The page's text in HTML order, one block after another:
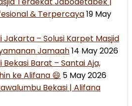
& Terpercaya19 May
Jakarta – Solusi Karpet Masjid
Jamaah14 May 2026
Barat – Santai Aja,
ke Alifana 😄 5 May 2026
Bekasi | Alifana